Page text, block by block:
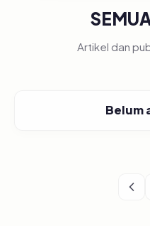
Artikel dan
Belum